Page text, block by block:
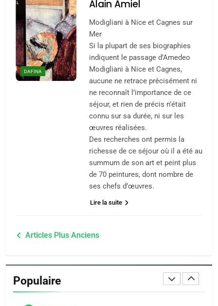
DAFINA
Alain Amiel
Modigliani à Nice et Cagnes sur
Mer
Si la plupart de ses biographies
indiquent le passage d’Amedeo
Modigliani à Nice et Cagnes,
aucune ne retrace précisément ni
ne reconnaît l’importance de ce
séjour, et rien de précis n’était
connu sur sa durée, ni sur les
œuvres réalisées.
Des recherches ont permis la
richesse de ce séjour où il a été au
summum de son art et peint plus
de 70 peintures, dont nombre de
ses chefs d’œuvres.
Lire la suite
Navigation
articles
Articles Plus Anciens
Populaire
rapport d’ADL contre
l’antisémitisme
6
FIÈRE, DIGNE ET RÉSILIENTE :
POURQUOI JE REVENDIQUE
MA JUDAÏTE par Thérèse
Zrihen-Dvir
ISRAÉL JUDAISME
CE QUI NOUS MANQUE –
Jacques Hadida
Tafraout, le miel de Tadla
du terroir